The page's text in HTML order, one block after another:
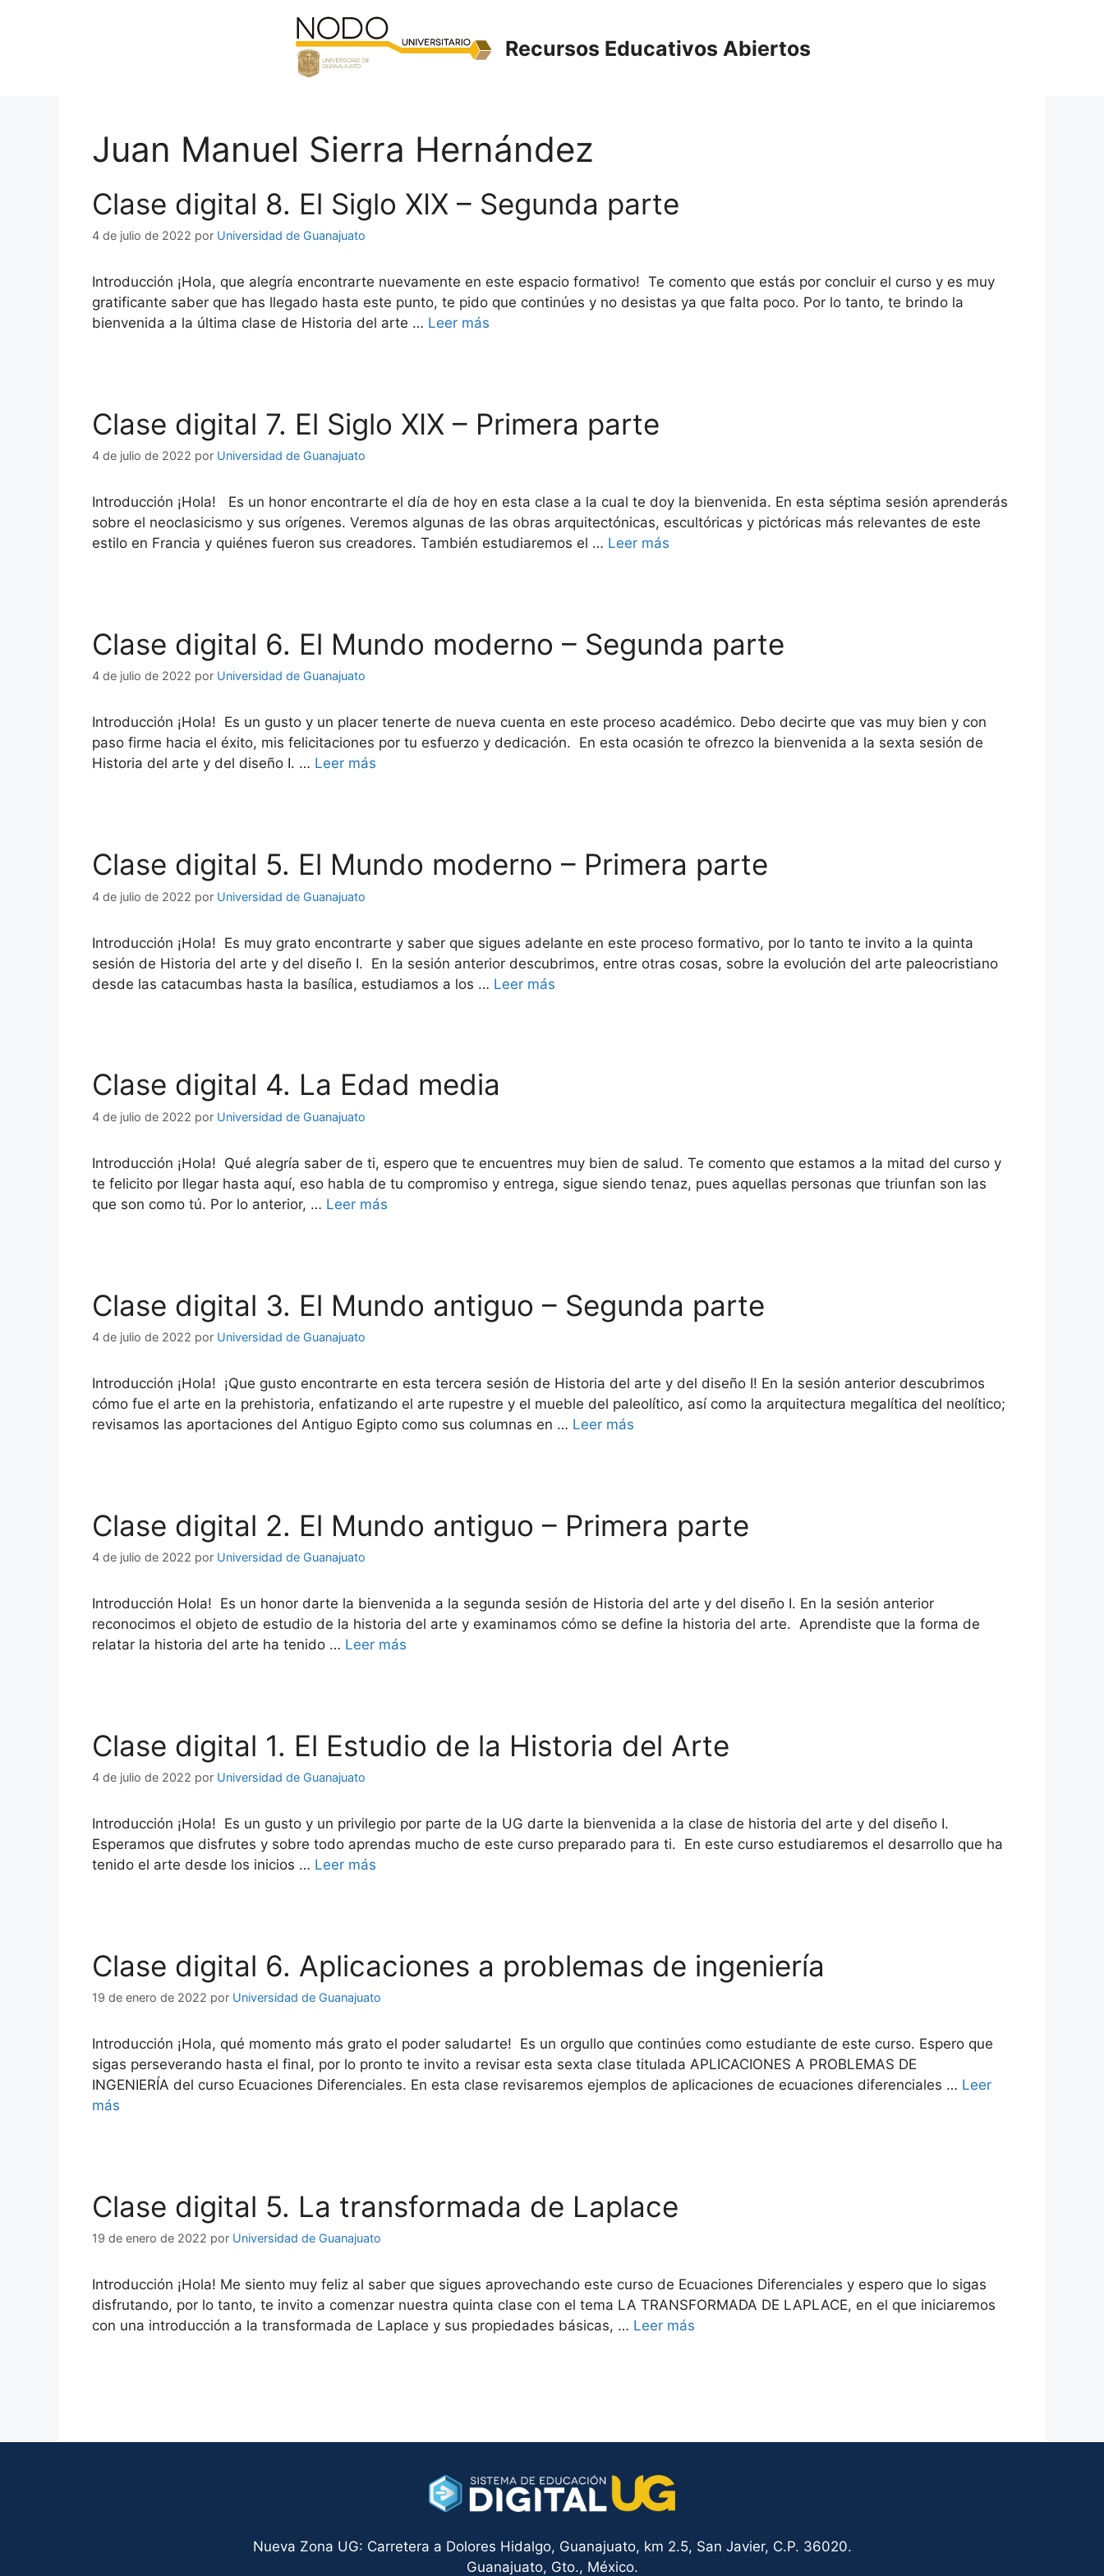
Recursos Educativos Abiertos
Juan Manuel Sierra Hernández
Clase digital 8. El Siglo XIX – Segunda parte
4 de julio de 2022 por Universidad de Guanajuato
Introducción ¡Hola, que alegría encontrarte nuevamente en este espacio formativo! Te comento que estás por concluir el curso y es muy
gratificante saber que has llegado hasta este punto, te pido que continúes y no desistas ya que falta poco. Por lo tanto, te brindo la
bienvenida a la última clase de Historia del arte … Leer más
Clase digital 7. El Siglo XIX – Primera parte
4 de julio de 2022 por Universidad de Guanajuato
Introducción ¡Hola! Es un honor encontrarte el día de hoy en esta clase a la cual te doy la bienvenida. En esta séptima sesión aprenderás
sobre el neoclasicismo y sus orígenes. Veremos algunas de las obras arquitectónicas, escultóricas y pictóricas más relevantes de este
estilo en Francia y quiénes fueron sus creadores. También estudiaremos el … Leer más
Clase digital 6. El Mundo moderno – Segunda parte
4 de julio de 2022 por Universidad de Guanajuato
Introducción ¡Hola! Es un gusto y un placer tenerte de nueva cuenta en este proceso académico. Debo decirte que vas muy bien y con
paso firme hacia el éxito, mis felicitaciones por tu esfuerzo y dedicación. En esta ocasión te ofrezco la bienvenida a la sexta sesión de
Historia del arte y del diseño I. … Leer más
Clase digital 5. El Mundo moderno – Primera parte
4 de julio de 2022 por Universidad de Guanajuato
Introducción ¡Hola! Es muy grato encontrarte y saber que sigues adelante en este proceso formativo, por lo tanto te invito a la quinta
sesión de Historia del arte y del diseño I. En la sesión anterior descubrimos, entre otras cosas, sobre la evolución del arte paleocristiano
desde las catacumbas hasta la basílica, estudiamos a los … Leer más
Clase digital 4. La Edad media
4 de julio de 2022 por Universidad de Guanajuato
Introducción ¡Hola! Qué alegría saber de ti, espero que te encuentres muy bien de salud. Te comento que estamos a la mitad del curso y
te felicito por llegar hasta aquí, eso habla de tu compromiso y entrega, sigue siendo tenaz, pues aquellas personas que triunfan son las
que son como tú. Por lo anterior, … Leer más
Clase digital 3. El Mundo antiguo – Segunda parte
4 de julio de 2022 por Universidad de Guanajuato
Introducción ¡Hola! ¡Que gusto encontrarte en esta tercera sesión de Historia del arte y del diseño I! En la sesión anterior descubrimos
cómo fue el arte en la prehistoria, enfatizando el arte rupestre y el mueble del paleolítico, así como la arquitectura megalítica del neolítico;
revisamos las aportaciones del Antiguo Egipto como sus columnas en … Leer más
Clase digital 2. El Mundo antiguo – Primera parte
4 de julio de 2022 por Universidad de Guanajuato
Introducción Hola! Es un honor darte la bienvenida a la segunda sesión de Historia del arte y del diseño I. En la sesión anterior
reconocimos el objeto de estudio de la historia del arte y examinamos cómo se define la historia del arte. Aprendiste que la forma de
relatar la historia del arte ha tenido … Leer más
Clase digital 1. El Estudio de la Historia del Arte
4 de julio de 2022 por Universidad de Guanajuato
Introducción ¡Hola! Es un gusto y un privilegio por parte de la UG darte la bienvenida a la clase de historia del arte y del diseño I.
Esperamos que disfrutes y sobre todo aprendas mucho de este curso preparado para ti. En este curso estudiaremos el desarrollo que ha
tenido el arte desde los inicios … Leer más
Clase digital 6. Aplicaciones a problemas de ingeniería
19 de enero de 2022 por Universidad de Guanajuato
Introducción ¡Hola, qué momento más grato el poder saludarte! Es un orgullo que continúes como estudiante de este curso. Espero que
sigas perseverando hasta el final, por lo pronto te invito a revisar esta sexta clase titulada APLICACIONES A PROBLEMAS DE
INGENIERÍA del curso Ecuaciones Diferenciales. En esta clase revisaremos ejemplos de aplicaciones de ecuaciones diferenciales … Leer
más
Clase digital 5. La transformada de Laplace
19 de enero de 2022 por Universidad de Guanajuato
Introducción ¡Hola! Me siento muy feliz al saber que sigues aprovechando este curso de Ecuaciones Diferenciales y espero que lo sigas
disfrutando, por lo tanto, te invito a comenzar nuestra quinta clase con el tema LA TRANSFORMADA DE LAPLACE, en el que iniciaremos
con una introducción a la transformada de Laplace y sus propiedades básicas, … Leer más
Nueva Zona UG: Carretera a Dolores Hidalgo, Guanajuato, km 2.5, San Javier, C.P. 36020.
Guanajuato, Gto., México.